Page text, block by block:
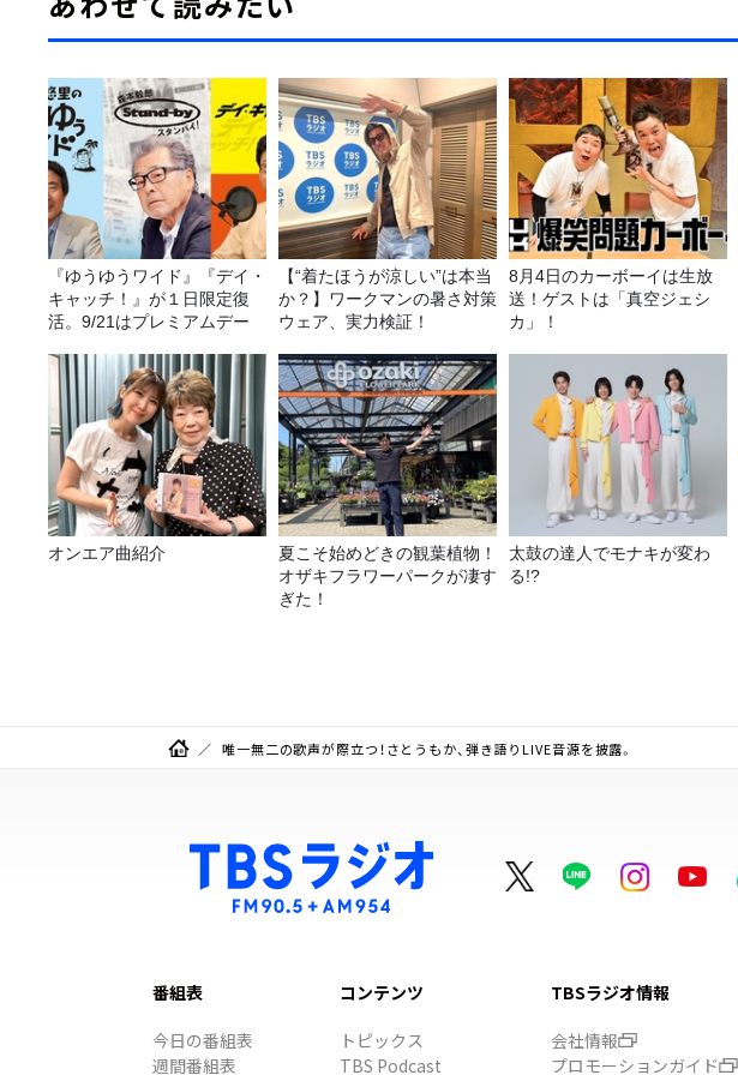
『ゆうゆうワイド』『デイ・
キャッチ！』が１日限定復
活。9/21はプレミアムデー
【“着たほうが涼しい”は本当
か？】ワークマンの暑さ対策
ウェア、実力検証！
8月4日のカーボーイは生放
送！ゲストは「真空ジェシ
カ」！
オンエア曲紹介
夏こそ始めどきの観葉植物！
オザキフラワーパークが凄す
ぎた！
太鼓の達人でモナキが変わ
る!?
唯一無二の歌声が際立つ！さとうもか、弾き語りLIVE音源を披露。
番組表
今日の番組表
週間番組表
コンテンツ
トピックス
TBS Podcast
TBSラジオ情報
会社情報
プロモーションガイド